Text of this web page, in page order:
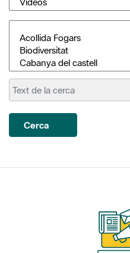
Cerca
Subscriu-te